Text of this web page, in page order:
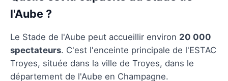
l'Aube ?
Le Stade de l'Aube peut accueillir environ 20 000
spectateurs. C'est l'enceinte principale de l'ESTAC
Troyes, située dans la ville de Troyes, dans le
département de l'Aube en Champagne.